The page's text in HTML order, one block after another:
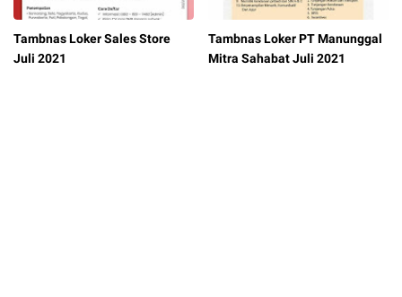
Tambnas Loker Sales Store
Juli 2021
Tambnas Loker PT Manunggal
Mitra Sahabat Juli 2021